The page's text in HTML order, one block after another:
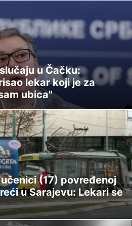
u Čačku:
lekar koji je za
ubica"
(17) povređenoj
u Sarajevu: Lekari se